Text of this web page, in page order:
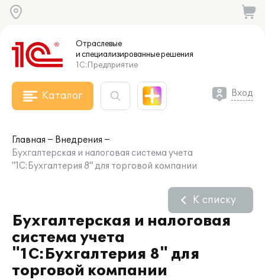
Отраслевые
и специализированныерешения
1С:Предприятие
Каталог Вход
Главная
Внедрения
Бухгалтерская и налоговая система учета
"1С:Бухгалтерия 8" для торговой компании
Бухгалтерская и налоговая
система учета
"1С:Бухгалтерия 8" для
торговой компании
К списку